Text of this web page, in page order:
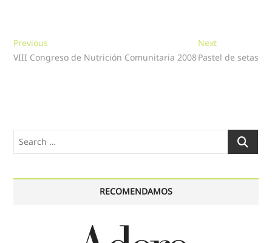
Navegación
de
Previous
post:
VIII Congreso de Nutrición Comunitaria 2008
NextNext
post:
Pastel de setas
Search
RECOMENDAMOS